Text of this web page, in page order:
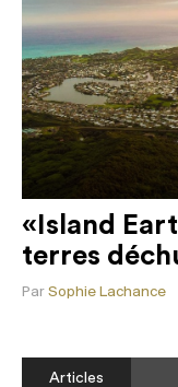
«Island
terres
Par Sophie Lachance
Articles